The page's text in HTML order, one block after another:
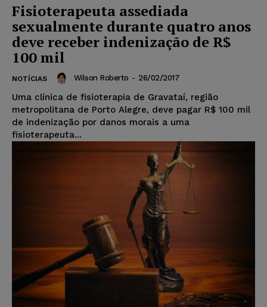
Fisioterapeuta assediada
sexualmente durante quatro anos
deve receber indenização de R$
100 mil
NOTÍCIAS Wilson Roberto - 26/02/2017
Uma clínica de fisioterapia de Gravataí, região
metropolitana de Porto Alegre, deve pagar R$ 100 mil
de indenização por danos morais a uma
fisioterapeuta...